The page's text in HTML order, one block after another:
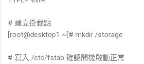
# 建立掛載點
[root@desktop1 ~]# mkdir /storage
# 寫入 /etc/fstab 確認開機啟動正常